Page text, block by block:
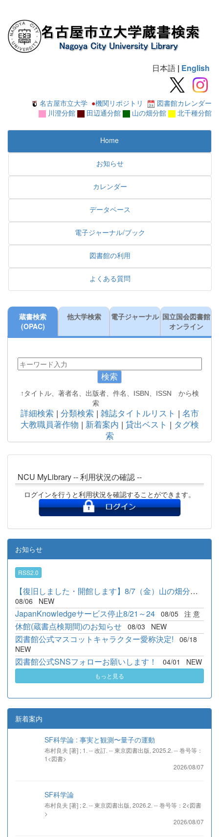
日本語 | English
名古屋市立大学 ●機関リポジトリ
図書館カレンダー
川澄分館
田辺通分館 山の畑分館 北千種分館
Home
お知らせ
カレンダー
データベース
電子ジャーナル/ブック
図書館の利用
よくある質問
蔵書検索
(OPAC)
他大学検索 電子ジャーナル 国立国会図書館
オンライン
検索
↑タイトル、著者名、出版者、件名、ISBN、ISSN から検
索
詳細検索 | 分類検索 | 雑誌タイトルリスト | 名市
大教職員著作物 | 新着案内 | 貸出ベスト | タグ検
索
NCU MyLibrary -- 利用状況の確認 --
ログインを行うと利用状況を確認することができます。
お知らせ
RSS2.0
【復旧しました・開館します】8/7（金）山の畑分館臨時休館のお知...
08/06 NEW
JapanKnowledgeサービス停止8/21～24 08/05 注 意
休館(蔵書点検期間)のお知らせ 08/03 NEW
図書館公式マスコットキャラクター愛称決定!
06/18
NEW
図書館公式SNSフォローお願いします！ 04/01 NEW
もっと見る
新着案内
SF科学論 : 事実と観測〜量子の運動
布村良夫 [著] ; 1. -- 改訂. -- 東京図書出版, 2025.2. -- 巻号等：
1<図書>
2026/08/07
SF科学論
布村良夫 [著] ; 2. -- 東京図書出版, 2026.2. -- 巻号等：2<図書
>
2026/08/07